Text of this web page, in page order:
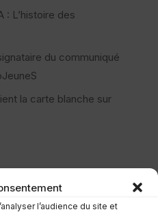
l’audience du site et
: L’histoire des
du communiqué
la carte blanche sur